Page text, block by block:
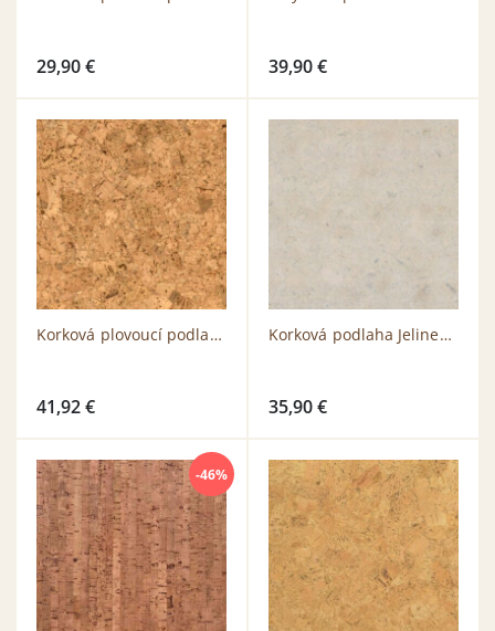
29,90€ 39,90€
Korková plovoucí podlaha Jelinek COUNTRY Corkline
41,92€
Korková podlaha Jelinek Champagner White Natur
35,90€
-46%